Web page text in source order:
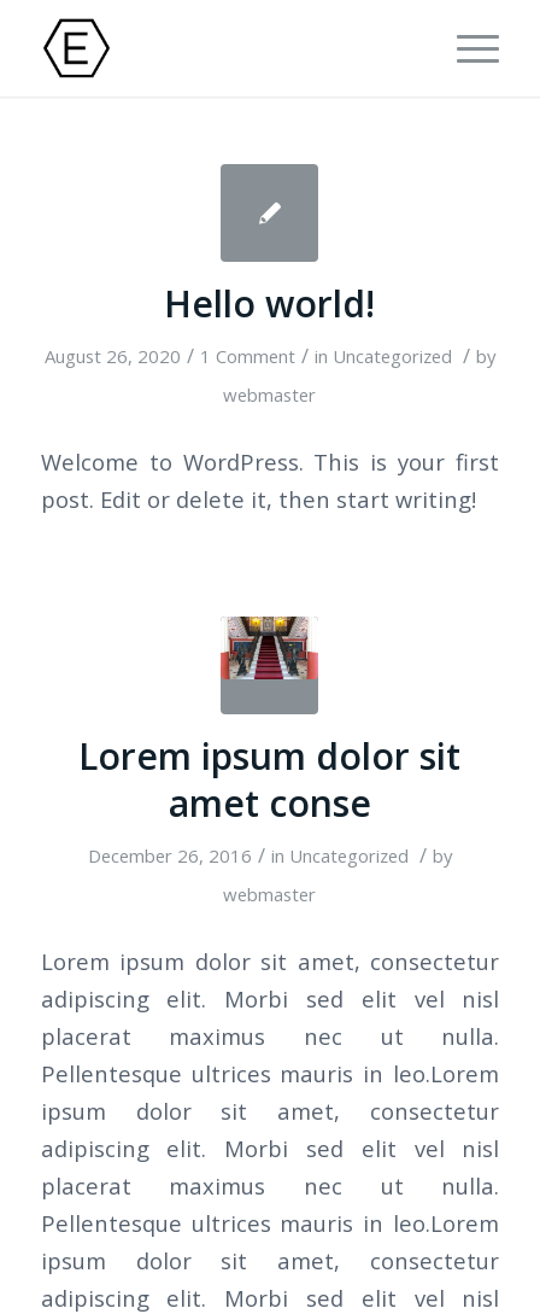
Hello world!
August 26, 2020 / 1 Comment / in Uncategorized / by
webmaster
Welcome to WordPress. This is your first
post. Edit or delete it, then start writing!
Lorem ipsum dolor sit
amet conse
December 26, 2016 / in Uncategorized / by
webmaster
Lorem ipsum dolor sit amet, consectetur
adipiscing elit. Morbi sed elit vel nisl
placerat maximus nec ut nulla.
Pellentesque ultrices mauris in leo.Lorem
ipsum dolor sit amet, consectetur
adipiscing elit. Morbi sed elit vel nisl
placerat maximus nec ut nulla.
Pellentesque ultrices mauris in leo.Lorem
ipsum dolor sit amet, consectetur
adipiscing elit. Morbi sed elit vel nisl